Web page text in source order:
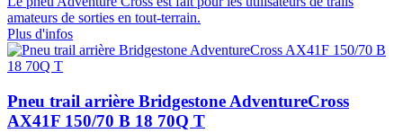
amateurs de sorties en tout-terrain.
Plus d'infos
Pneu trail arrière Bridgestone AdventureCross
AX41F 150/70 B 18 70Q T